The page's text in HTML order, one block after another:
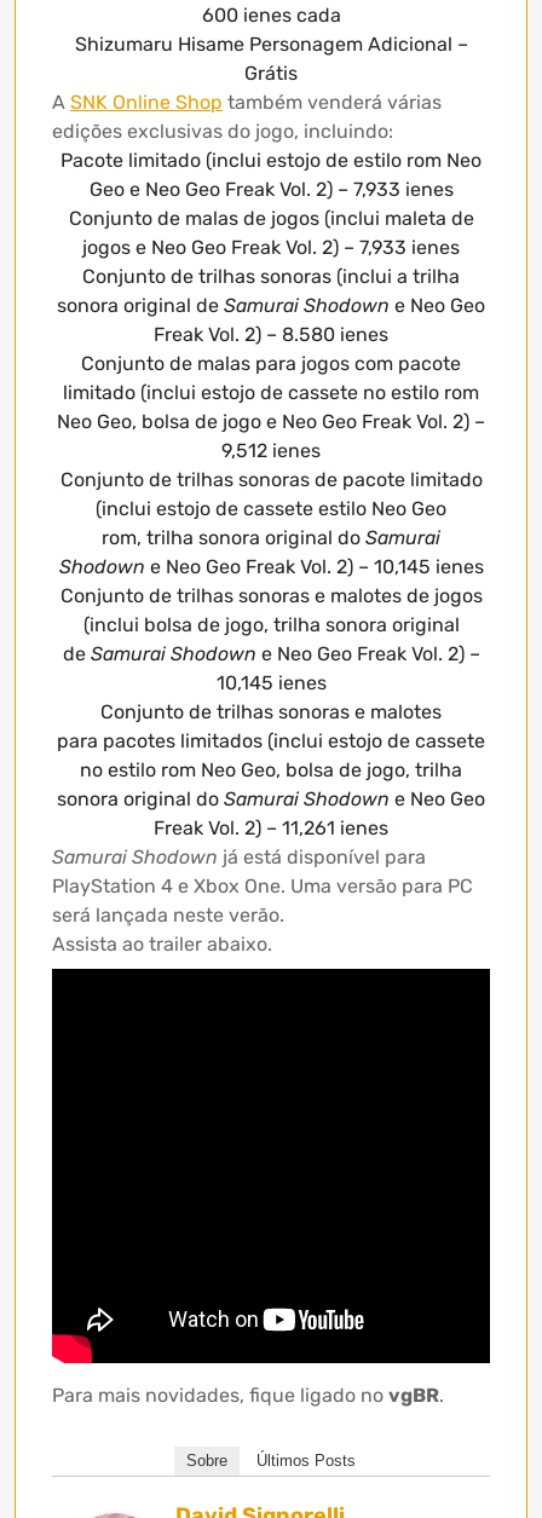
600 ienes cada
Shizumaru Hisame Personagem Adicional –
Grátis
A SNK Online Shop também venderá várias
edições exclusivas do jogo, incluindo:
Pacote limitado (inclui estojo de estilo rom Neo
Geo e Neo Geo Freak Vol. 2) – 7,933 ienes
Conjunto de malas de jogos (inclui maleta de
jogos e Neo Geo Freak Vol. 2) – 7,933 ienes
Conjunto de trilhas sonoras (inclui a trilha
sonora original de Samurai Shodown e Neo Geo
Freak Vol. 2) – 8.580 ienes
Conjunto de malas para jogos com pacote
limitado (inclui estojo de cassete no estilo rom
Neo Geo, bolsa de jogo e Neo Geo Freak Vol. 2) –
9,512 ienes
Conjunto de trilhas sonoras de pacote limitado
(inclui estojo de cassete estilo Neo Geo
rom, trilha sonora original do Samurai
Shodown e Neo Geo Freak Vol. 2) – 10,145 ienes
Conjunto de trilhas sonoras e malotes de jogos
(inclui bolsa de jogo, trilha sonora original
de Samurai Shodown e Neo Geo Freak Vol. 2) –
10,145 ienes
Conjunto de trilhas sonoras e malotes
para pacotes limitados (inclui estojo de cassete
no estilo rom Neo Geo, bolsa de jogo, trilha
sonora original do Samurai Shodown e Neo Geo
Freak Vol. 2) – 11,261 ienes
Samurai Shodown já está disponível para
PlayStation 4 e Xbox One. Uma versão para PC
será lançada neste verão.
Assista ao trailer abaixo.
Para mais novidades, fique ligado no vgBR.
Sobre Últimos Posts